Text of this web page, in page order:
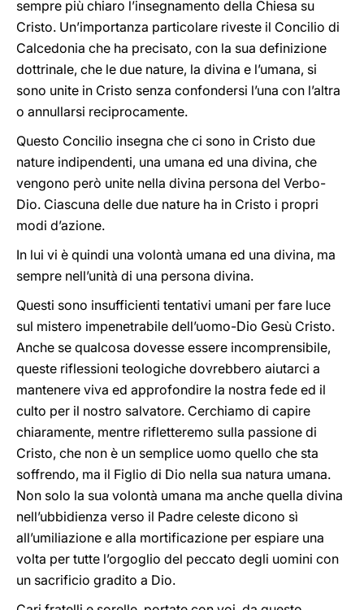
sempre più chiaro l’insegnamento della Chiesa su
Cristo. Un’importanza particolare riveste il Concilio di
Calcedonia che ha precisato, con la sua definizione
dottrinale, che le due nature, la divina e l’umana, si
sono unite in Cristo senza confondersi l’una con l’altra
o annullarsi reciprocamente.
Questo Concilio insegna che ci sono in Cristo due
nature indipendenti, una umana ed una divina, che
vengono però unite nella divina persona del Verbo-
Dio. Ciascuna delle due nature ha in Cristo i propri
modi d’azione.
In lui vi è quindi una volontà umana ed una divina, ma
sempre nell’unità di una persona divina.
Questi sono insufficienti tentativi umani per fare luce
sul mistero impenetrabile dell’uomo-Dio Gesù Cristo.
Anche se qualcosa dovesse essere incomprensibile,
queste riflessioni teologiche dovrebbero aiutarci a
mantenere viva ed approfondire la nostra fede ed il
culto per il nostro salvatore. Cerchiamo di capire
chiaramente, mentre rifletteremo sulla passione di
Cristo, che non è un semplice uomo quello che sta
soffrendo, ma il Figlio di Dio nella sua natura umana.
Non solo la sua volontà umana ma anche quella divina
nell’ubbidienza verso il Padre celeste dicono sì
all’umiliazione e alla mortificazione per espiare una
volta per tutte l’orgoglio del peccato degli uomini con
un sacrificio gradito a Dio.